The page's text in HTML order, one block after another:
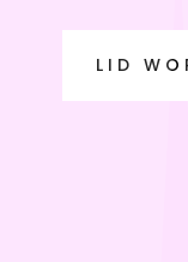
LID